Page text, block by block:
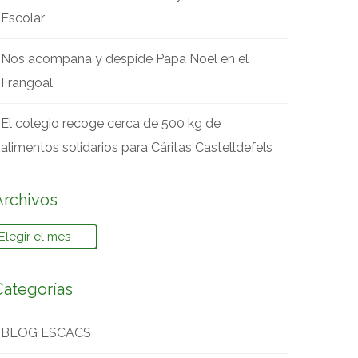
Escolar
Nos acompaña y despide Papa Noel en el
Frangoal
El colegio recoge cerca de 500 kg de
alimentos solidarios para Cáritas Castelldefels
BLOG ESCACS